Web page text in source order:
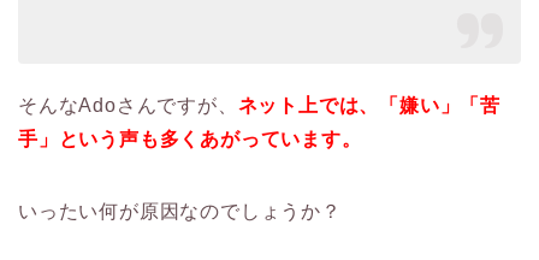
そんなAdoさんですが、 ネット上では、「嫌い」「苦
手」という声も多くあがっています。
いったい何が原因なのでしょうか？